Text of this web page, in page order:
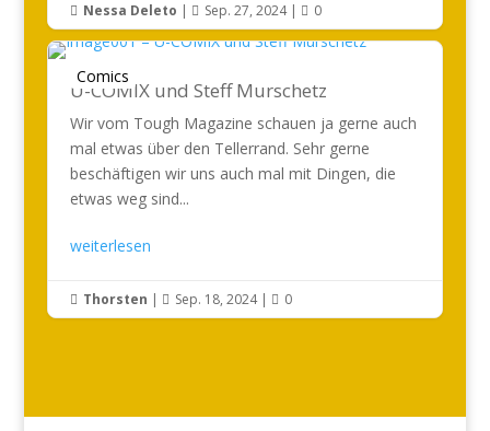
 Nessa Deleto |  Sep. 27, 2024|  0
Comics
U-COMIX und Steff Murschetz
Wir vom Tough Magazine schauen ja gerne auch
mal etwas über den Tellerrand. Sehr gerne
beschäftigen wir uns auch mal mit Dingen, die
etwas weg sind...
weiterlesen
 Thorsten |  Sep. 18, 2024|  0